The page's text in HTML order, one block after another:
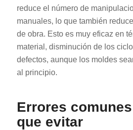
reduce el número de
manuales, lo que también
de obra. Esto es muy eficaz en
material, disminución de los
defectos, aunque los moldes
al principio.
Errores
que evitar